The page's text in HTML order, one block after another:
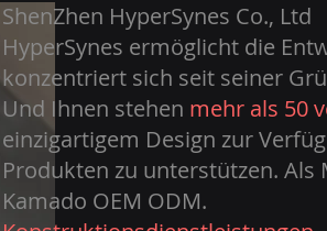
ShenZhen HyperSynes Co., Ltd
HyperSynes ermöglicht die
konzentriert sich seit seiner
Und Ihnen stehen mehr als 50
einzigartigem Design zur
Produkten zu unterstützen.
Kamado OEM ODM.